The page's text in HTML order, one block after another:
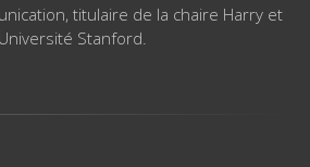
titulaire de la chaire Harry et
Stanford.